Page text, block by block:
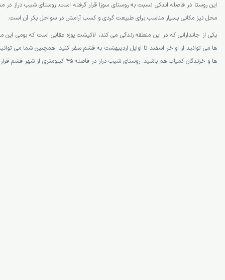
این روستا در فاصله اندکی نسبت به روستای سوزا قرار گرفته است. روستای شیب دراز در
محل نیز مکانی بسیار مناسب برای طبیعت گردی و کسب آرامش در سواحل بکر آن است.
یکی از جاندارانی که در این منطقه زندگی می کند، لاکپشت پوزه عقابی است که بومی
ها می توانید از اواخر اسفند تا اوایل اردیبهشت به قشم سفر کنید. همچنین شما می
ها و خزندگان کمیاب هم باشید. روستای شیب دراز در فاصله 45 کیلومتری از شهر قشم قرار گرفته است.